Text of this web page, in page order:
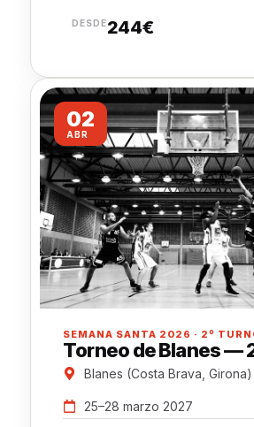
DESDE244€
02
ABR
SEMANA SANTA 2026 · 2º
Torneo de Blanes —
Blanes (Costa Brava, Girona)
25–28 marzo 2027